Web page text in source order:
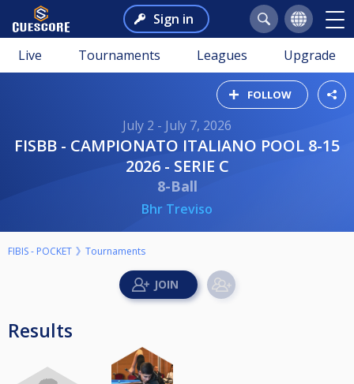
Sign in
Live Tournaments Leagues Upgrade
FOLLOW
July 2 - July 7, 2026
FISBB - CAMPIONATO ITALIANO POOL 8-15
2026 - SERIE C
8-Ball
Bhr Treviso
FIBIS - POCKET Tournaments
Results